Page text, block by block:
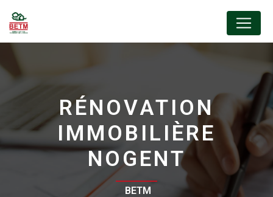
RÉNOVATION
IMMOBILIÈRE
NOGENT
BETM